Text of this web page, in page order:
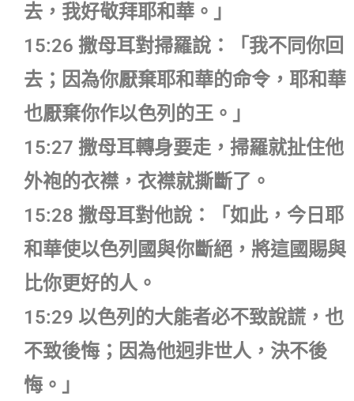
去，我好敬拜耶和華。」
15:26 撒母耳對掃羅說：「我不同你回
去；因為你厭棄耶和華的命令，耶和華
也厭棄你作以色列的王。」
15:27 撒母耳轉身要走，掃羅就扯住他
外袍的衣襟，衣襟就撕斷了。
15:28 撒母耳對他說：「如此，今日耶
和華使以色列國與你斷絕，將這國賜與
比你更好的人。
15:29 以色列的大能者必不致說謊，也
不致後悔；因為他迥非世人，決不後
悔。」